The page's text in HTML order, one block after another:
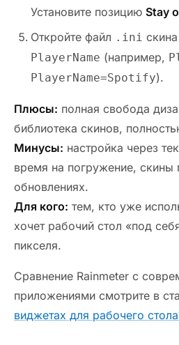
Установите позицию Stay
Откройте файл .ini
PlayerName (например,
PlayerName=Spotify).
Плюсы: полная свобода
библиотека скинов,
Минусы: настройка через
время на погружение, скины
обновлениях.
Для кого: тем, кто уже
хочет рабочий стол «под
пикселя.
Сравнение Rainmeter с
приложениями смотрите в
виджетах для рабочего